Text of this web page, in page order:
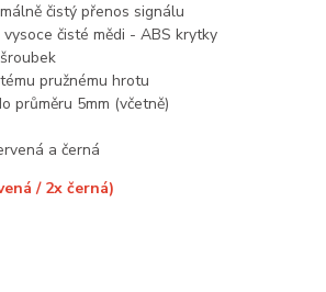
čistý přenos signálu
čisté mědi - ABS krytky
pružnému hrotu
průměru 5mm (včetně)
a černá
/ 2x černá)